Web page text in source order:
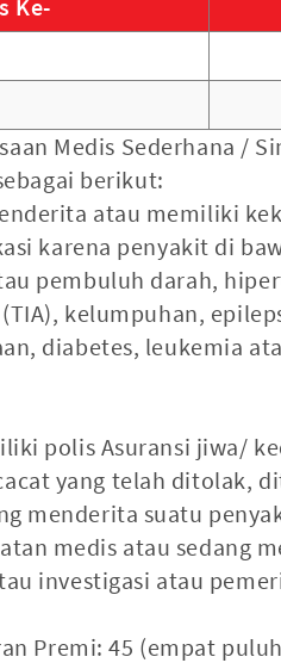
Ke-
Medis Sederhana /
berikut:
atau memiliki
karena penyakit di
pembuluh darah,
kelumpuhan,
diabetes, leukemia
polis Asuransi jiwa/
yang telah ditolak,
menderita suatu
medis atau sedang
investigasi atau
Premi: 45 (empat